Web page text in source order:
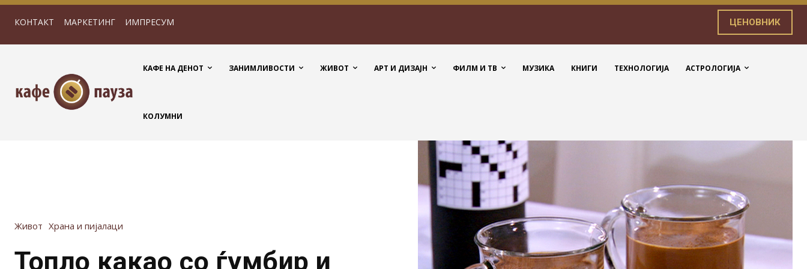
КОНТАКТ МАРКЕТИНГ ИМПРЕСУМ ЦЕНОВНИК
КАФЕ НА ДЕНОТ ЗАНИМЛИВОСТИ ЖИВОТ АРТ И ДИЗАЈН ФИЛМ И ТВ МУЗИКА КНИГИ ТЕХНОЛОГИЈА АСТРОЛОГИЈА
КОЛУМНИ
Живот Храна и пијалаци
Топло какао со ѓумбир и